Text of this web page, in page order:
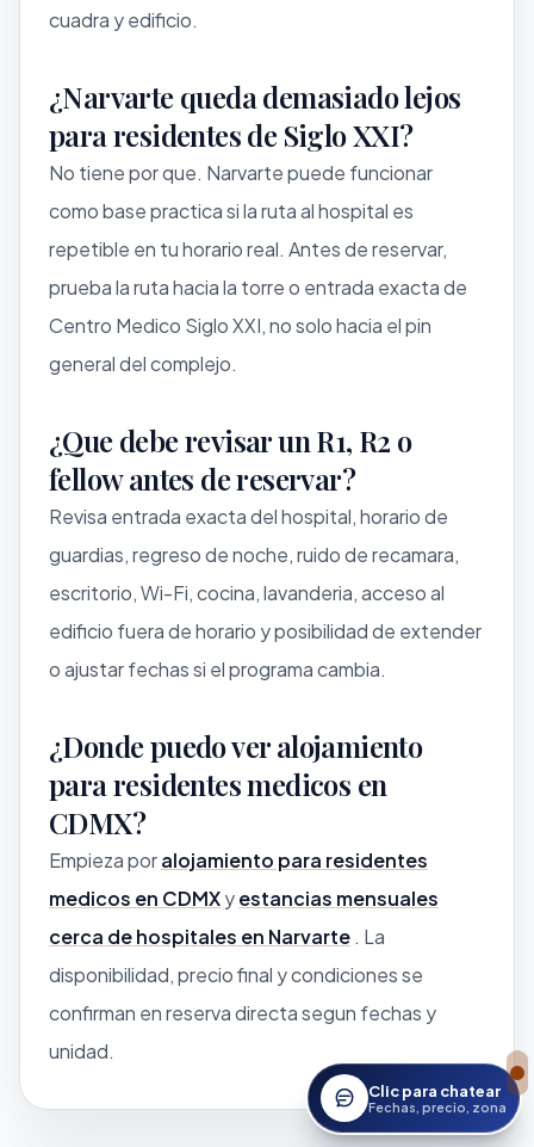
cuadra y edificio.
¿Narvarte queda demasiado lejos
para residentes de Siglo XXI?
No tiene por que. Narvarte puede funcionar
como base practica si la ruta al hospital es
repetible en tu horario real. Antes de reservar,
prueba la ruta hacia la torre o entrada exacta de
Centro Medico Siglo XXI, no solo hacia el pin
general del complejo.
¿Que debe revisar un R1, R2 o
fellow antes de reservar?
Revisa entrada exacta del hospital, horario de
guardias, regreso de noche, ruido de recamara,
escritorio, Wi-Fi, cocina, lavanderia, acceso al
edificio fuera de horario y posibilidad de extender
o ajustar fechas si el programa cambia.
¿Donde puedo ver alojamiento
para residentes medicos en
CDMX?
Empieza poralojamiento para residentes
medicos en CDMXyestancias mensuales
cerca de hospitales en Narvarte . La
disponibilidad, precio final y condiciones se
confirman en reserva directa segun fechas y
unidad.
Clic para chatear
Fechas, precio, zona
Abrir asistente